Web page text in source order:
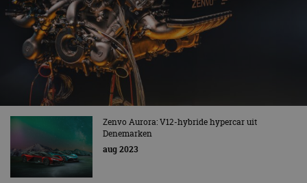
Zenvo Aurora: V12-hybride hypercar uit
Denemarken
aug 2023